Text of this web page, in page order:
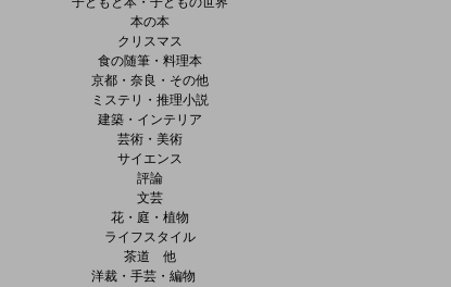
本の本
クリスマス
食の随筆・料理本
京都・奈良・その他
ミステリ・推理小説
建築・インテリア
芸術・美術
サイエンス
評論
文芸
花・庭・植物
ライフスタイル
茶道 他
洋裁・手芸・編物